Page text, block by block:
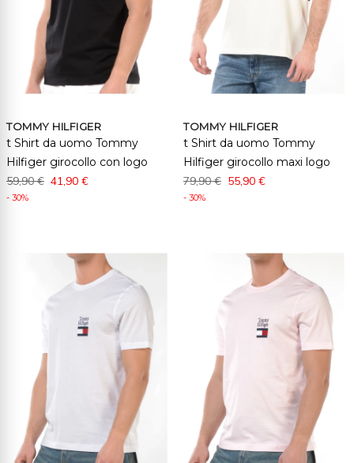
TOMMY HILFIGER
t Shirt da uomo Tommy
Hilfiger girocollo con logo
59,90 € 41,90 €
- 30%
TOMMY HILFIGER
t Shirt da uomo Tommy
Hilfiger girocollo maxi logo
79,90 € 55,90 €
- 30%